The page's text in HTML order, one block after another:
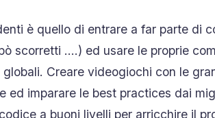
è quello di entrare a far parte di
scorretti ….) ed usare le proprie
Creare videogiochi con le
ed imparare le best practices dai
a buoni livelli per arricchire il